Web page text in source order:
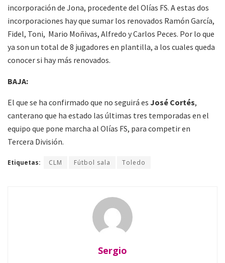
incorporación de Jona, procedente del Olías FS. A estas dos
incorporaciones hay que sumar los renovados Ramón García,
Fidel, Toni, Mario Moñivas, Alfredo y Carlos Peces. Por lo que
ya son un total de 8 jugadores en plantilla, a los cuales queda
conocer si hay más renovados.
BAJA:
El que se ha confirmado que no seguirá es José Cortés,
canterano que ha estado las últimas tres temporadas en el
equipo que pone marcha al Olías FS, para competir en
Tercera División.
Etiquetas: CLM Fútbol sala Toledo
Sergio